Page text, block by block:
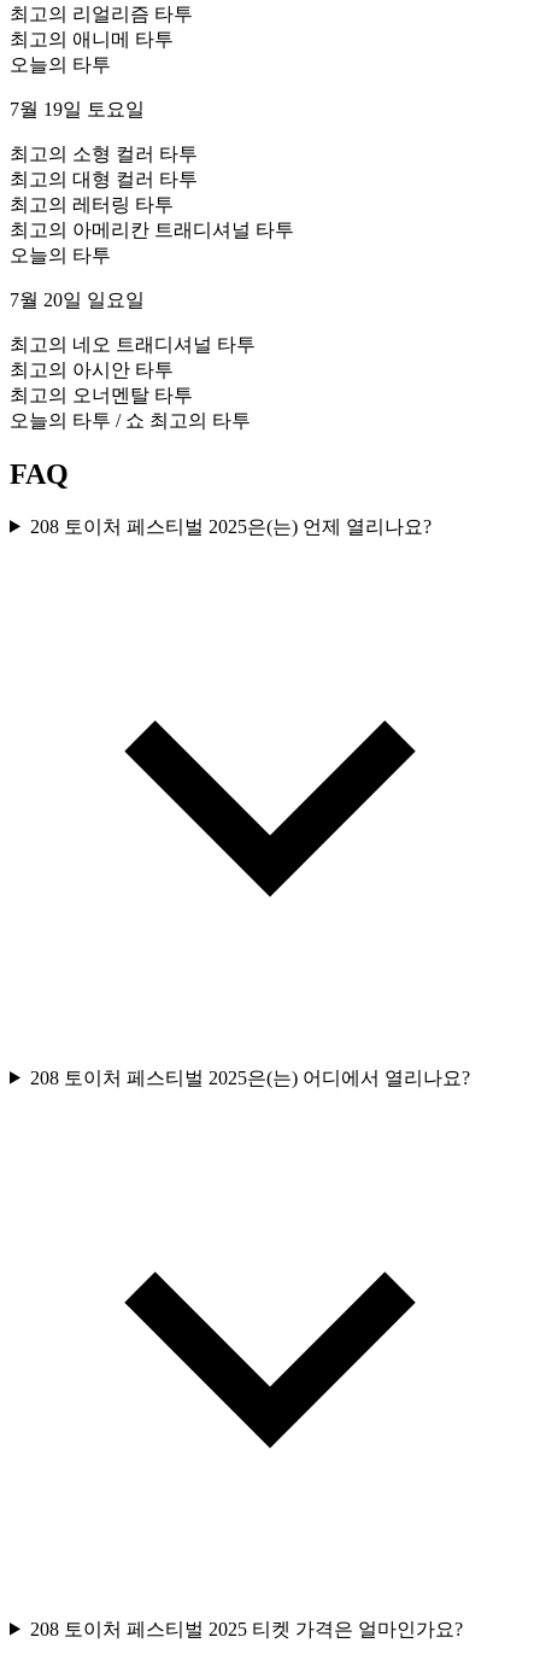
최고의 리얼리즘 타투
최고의 애니메 타투
오늘의 타투
7월 19일 토요일
최고의 소형 컬러 타투
최고의 대형 컬러 타투
최고의 레터링 타투
최고의 아메리칸 트래디셔널 타투
오늘의 타투
7월 20일 일요일
최고의 네오 트래디셔널 타투
최고의 아시안 타투
최고의 오너멘탈 타투
오늘의 타투 / 쇼 최고의 타투
FAQ
208 토이처 페스티벌 2025은(는) 언제 열리나요?
208 토이처 페스티벌 2025은(는) 어디에서 열리나요?
208 토이처 페스티벌 2025 티켓 가격은 얼마인가요?